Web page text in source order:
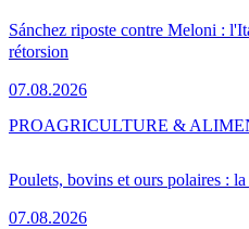
Sánchez riposte contre Meloni :
rétorsion
07.08.2026
Poulets, bovins et ours polaires :
07.08.2026
PROAGRICULTURE &